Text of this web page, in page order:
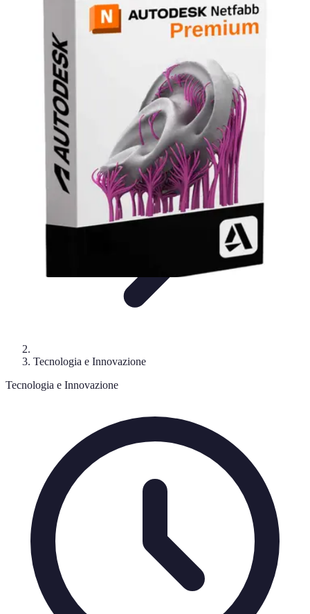
Pionieri dell'Innovazione
Tecnologie Emergenti Startup e InnovazioneEnergia e
Innovazione
Innovazione Tecnologica
Pionieri dell'Innovazione
Tecnologia e Innovazione
Tecnologia e Innovazione